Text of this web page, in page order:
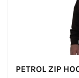
PETROL ZIP